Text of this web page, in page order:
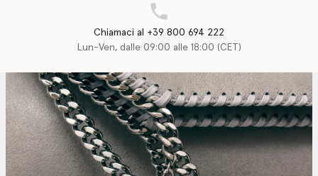
Chiamaci al +39 800 694 222
Lun-Ven, dalle 09:00 alle 18:00 (CET)